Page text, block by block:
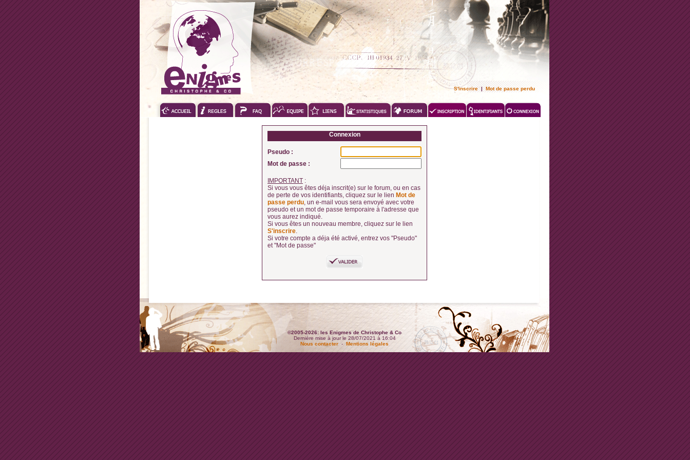
S'inscrire|Mot de passe perdu
Connexion
Pseudo :
Mot de passe :
IMPORTANT :
Si vous vous êtes déja inscrit(e) sur le forum, ou en cas
de perte de vos identifiants, cliquez sur le lien Mot de
passe perdu, un e-mail vous sera envoyé avec votre
pseudo et un mot de passe temporaire à l'adresse que
vous aurez indiqué.
Si vous êtes un nouveau membre, cliquez sur le lien
S'inscrire.
Si votre compte a déja été activé, entrez vos "Pseudo"
et "Mot de passe"
©2005-2026: les Enigmes de Christophe & Co
Dernière mise à jour le 28/07/2021 à 16:04
Nous contacter -Mentions légales